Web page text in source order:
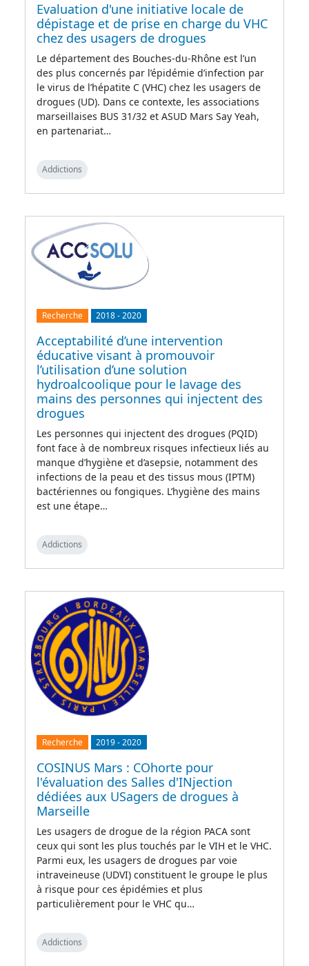
Evaluation d'une initiative locale de
dépistage et de prise en charge du VHC
chez des usagers de drogues
Le département des Bouches-du-Rhône est l’un
des plus concernés par l’épidémie d’infection par
le virus de l’hépatite C (VHC) chez les usagers de
drogues (UD). Dans ce contexte, les associations
marseillaises BUS 31/32 et ASUD Mars Say Yeah,
en partenariat…
Addictions
Recherche 2018-2020
Acceptabilité d’une intervention
éducative visant à promouvoir
l’utilisation d’une solution
hydroalcoolique pour le lavage des
mains des personnes qui injectent des
drogues
Les personnes qui injectent des drogues (PQID)
font face à de nombreux risques infectieux liés au
manque d’hygiène et d’asepsie, notamment des
infections de la peau et des tissus mous (IPTM)
bactériennes ou fongiques. L’hygiène des mains
est une étape…
Addictions
Recherche 2019-2020
COSINUS Mars : COhorte pour
l'évaluation des Salles d'INjection
dédiées aux USagers de drogues à
Marseille
Les usagers de drogue de la région PACA sont
ceux qui sont les plus touchés par le VIH et le VHC.
Parmi eux, les usagers de drogues par voie
intraveineuse (UDVI) constituent le groupe le plus
à risque pour ces épidémies et plus
particulièrement pour le VHC qu…
Addictions